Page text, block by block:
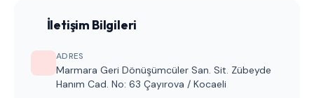
İletişim Bilgileri
ADRES
Marmara Geri Dönüşümcüler San. Sit. Zübeyde
Hanım Cad. No: 63 Çayırova / Kocaeli